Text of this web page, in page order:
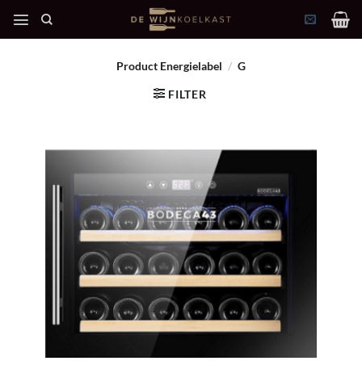
naar
Product Energielabel / G
FILTER